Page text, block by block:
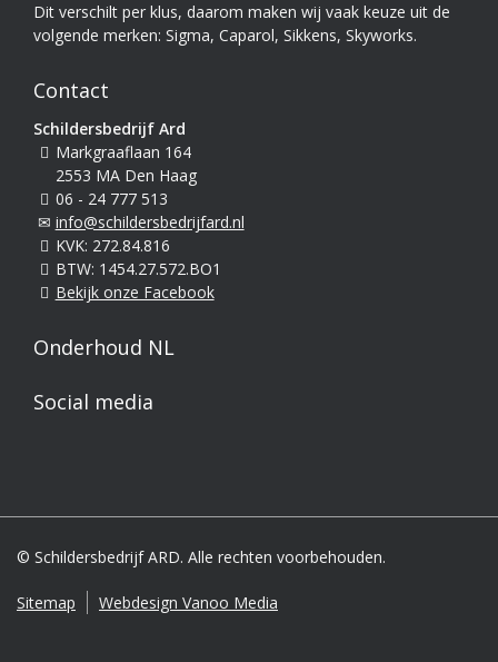
Dit verschilt per klus, daarom maken wij vaak keuze uit de
volgende merken: Sigma, Caparol, Sikkens, Skyworks.
Contact
Schildersbedrijf Ard
Markgraaflaan 164
2553 MA Den Haag
06 - 24 777 513
info@schildersbedrijfard.nl
KVK: 272.84.816
BTW: 1454.27.572.BO1
Bekijk onze Facebook
Onderhoud NL
Social media
© Schildersbedrijf ARD. Alle rechten voorbehouden.
Sitemap Webdesign Vanoo Media